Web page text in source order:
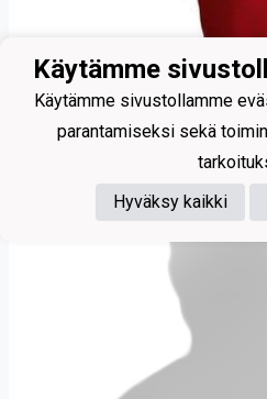
Puranen Sasu
Käytämme
Käytämme sivustollamme
parantamiseksi sekä
Hyväksy kaikki